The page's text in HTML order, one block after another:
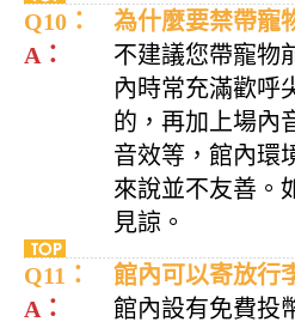
Q10：
為什麼要禁帶寵
A：
不建議您帶寵物
內時常充滿歡呼
的，再加上場內
音效等，館內環
來說並不友善。
見諒。
Q11：
館內可以寄放行
A：
館內設有免費投